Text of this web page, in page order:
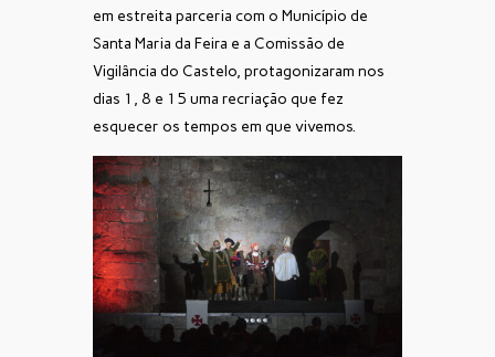
em estreita parceria com o Município de
Santa Maria da Feira e a Comissão de
Vigilância do Castelo, protagonizaram nos
dias 1, 8 e 15 uma recriação que fez
esquecer os tempos em que vivemos.